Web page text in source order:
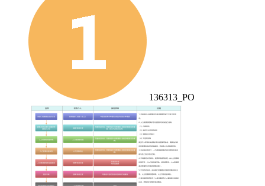
136313_PO